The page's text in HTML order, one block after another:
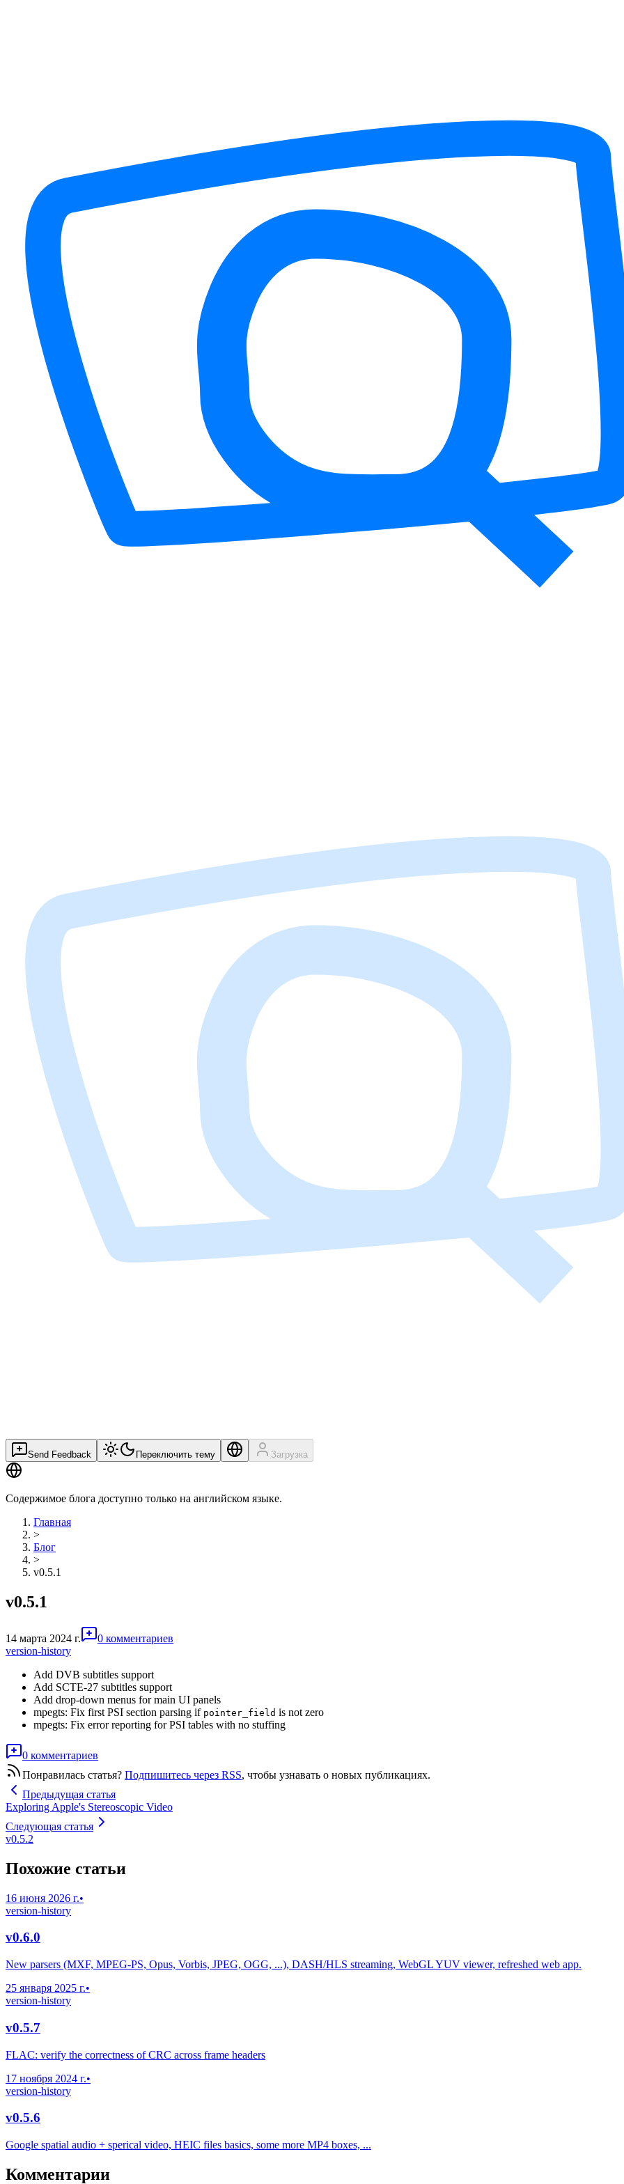
Send Feedback Переключить тему Загрузка
Содержимое блога доступно только на английском языке.
Главная
>
Блог
>
v0.5.1
v0.5.1
14 марта 2024 г.
0 комментариев
version-history
Add DVB subtitles support
Add SCTE-27 subtitles support
Add drop-down menus for main UI panels
mpegts: Fix first PSI section parsing if pointer_field is not zero
mpegts: Fix error reporting for PSI tables with no stuffing
0 комментариев
Понравилась статья? Подпишитесь через RSS, чтобы узнавать о новых публикациях.
Предыдущая статья
Exploring Apple's Stereoscopic Video
Следующая статья
v0.5.2
Похожие статьи
16 июня 2026 г.•
version-history
v0.6.0
New parsers (MXF, MPEG-PS, Opus, Vorbis, JPEG, OGG, ...), DASH/HLS streaming, WebGL YUV viewer, refreshed web app.
25 января 2025 г.•
version-history
v0.5.7
FLAC: verify the correctness of CRC across frame headers
17 ноября 2024 г.•
version-history
v0.5.6
Google spatial audio + sperical video, HEIC files basics, some more MP4 boxes, ...
Комментарии